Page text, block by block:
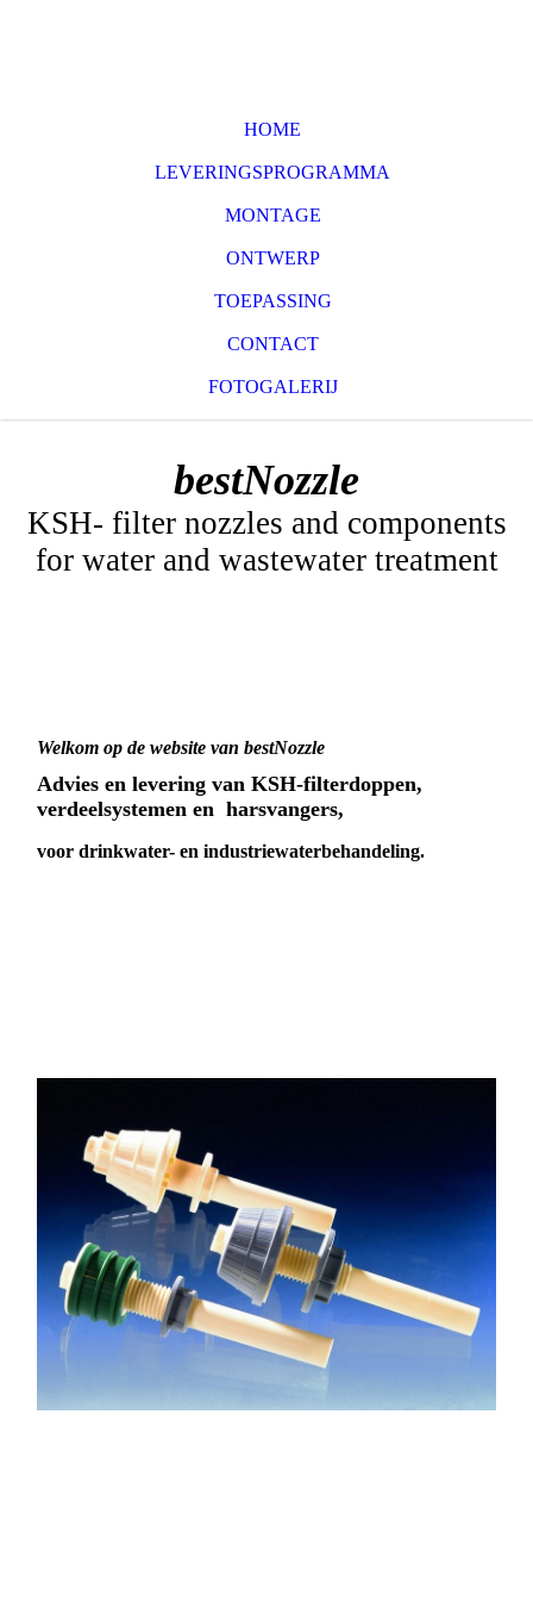
HOME
LEVERINGSPROGRAMMA
MONTAGE
ONTWERP
TOEPASSING
CONTACT
FOTOGALERIJ
bestNozzle
KSH- filter nozzles and components
for water and wastewater treatment
Welkom op de website van bestNozzle
Advies en levering van KSH-filterdoppen,
verdeelsystemen en harsvangers,
voor drinkwater- en industriewaterbehandeling.